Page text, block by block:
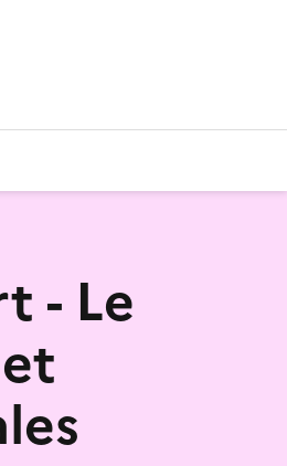
- Le